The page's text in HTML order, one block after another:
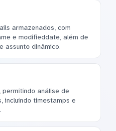
armazenados, com
e modifieddate, além de
assunto dinâmico.
análise de
incluindo timestamps e